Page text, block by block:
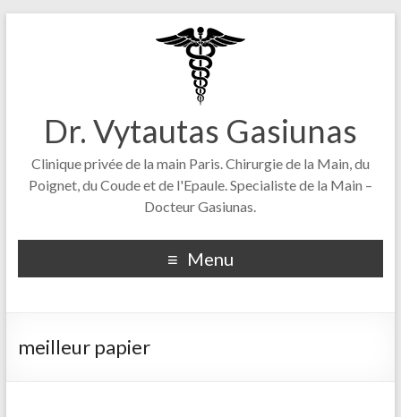
Dr. Vytautas Gasiunas
Clinique privée de la main Paris. Chirurgie de la Main, du
Poignet, du Coude et de l'Epaule. Specialiste de la Main –
Docteur Gasiunas.
Menu
meilleur papier